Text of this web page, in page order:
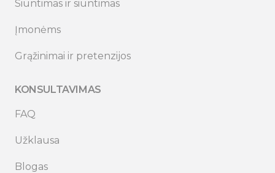
Siuntimas ir siuntimas
Įmonėms
Grąžinimai ir pretenzijos
KONSULTAVIMAS
FAQ
Užklausa
Blogas